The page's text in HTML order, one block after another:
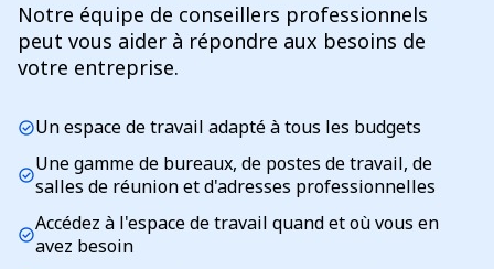
Notre équipe de conseillers professionnels
peut vous aider à répondre aux besoins de
votre entreprise.
check_circleUn espace de travail adapté à tous les budgets
check_circleUne gamme de bureaux, de postes de travail, de
salles de réunion et d'adresses professionnelles
check_circleAccédez à l'espace de travail quand et où vous en
avez besoin